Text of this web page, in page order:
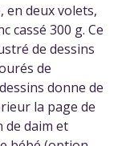
en deux volets,
cassé 300 g. Ce
de dessins
de
donne de
la page de
de daim et